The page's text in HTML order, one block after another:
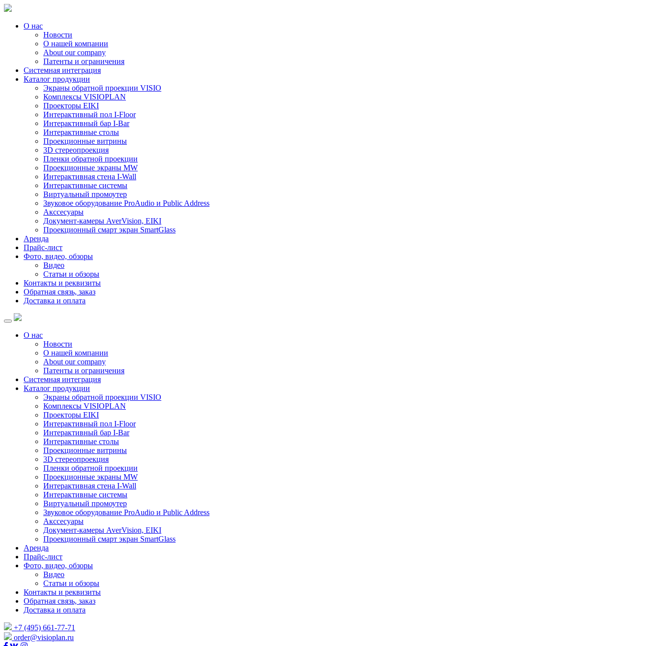
О нас
Новости
О нашей компании
About our company
Патенты и ограничения
Системная интеграция
Каталог продукции
Экраны обратной проекции VISIO
Комплексы VISIOPLAN
Проекторы EIKI
Интерактивный пол I-Floor
Интерактивный бар I-Bar
Интерактивные столы
Проекционные витрины
3D стереопроекция
Пленки обратной проекции
Проекционные экраны MW
Интерактивная стена I-Wall
Интерактивные системы
Виртуальный промоутер
Звуковое оборудование ProAudio и Public Address
Акссесуары
Документ-камеры AverVision, EIKI
Проекционный смарт экран SmartGlass
Аренда
Прайс-лист
Фото, видео, обзоры
Видео
Статьи и обзоры
Контакты и реквизиты
Обратная связь, заказ
Доставка и оплата
О нас
Новости
О нашей компании
About our company
Патенты и ограничения
Системная интеграция
Каталог продукции
Экраны обратной проекции VISIO
Комплексы VISIOPLAN
Проекторы EIKI
Интерактивный пол I-Floor
Интерактивный бар I-Bar
Интерактивные столы
Проекционные витрины
3D стереопроекция
Пленки обратной проекции
Проекционные экраны MW
Интерактивная стена I-Wall
Интерактивные системы
Виртуальный промоутер
Звуковое оборудование ProAudio и Public Address
Акссесуары
Документ-камеры AverVision, EIKI
Проекционный смарт экран SmartGlass
Аренда
Прайс-лист
Фото, видео, обзоры
Видео
Статьи и обзоры
Контакты и реквизиты
Обратная связь, заказ
Доставка и оплата
+7 (495) 661-77-71
order@visioplan.ru